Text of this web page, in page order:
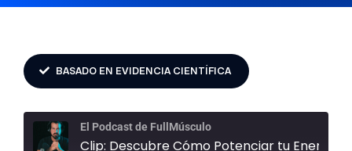
BASADO EN EVIDENCIA CIENTÍFICA
El Podcast de FullMúsculo